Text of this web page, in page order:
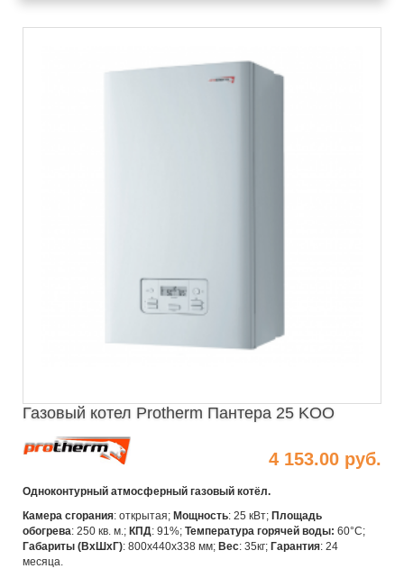
Газовый котел Protherm Пантера 25 KOO
4 153.00 руб.
Одноконтурный атмосферный газовый котёл.
Камера сгорания: открытая; Мощность: 25 кВт; Площадь
обогрева: 250 кв. м.; КПД: 91%; Температура горячей воды: 60°C;
Габариты (ВхШхГ): 800х440х338 мм; Вес: 35кг; Гарантия: 24
месяца.